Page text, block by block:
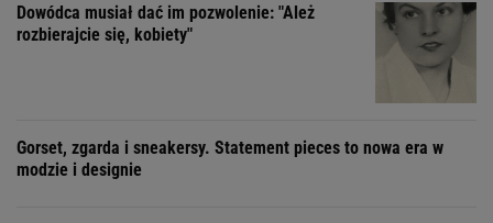
Dowódca musiał dać im pozwolenie: "Ależ
rozbierajcie się, kobiety"
Gorset, zgarda i sneakersy. Statement pieces to nowa era w
modzie i designie